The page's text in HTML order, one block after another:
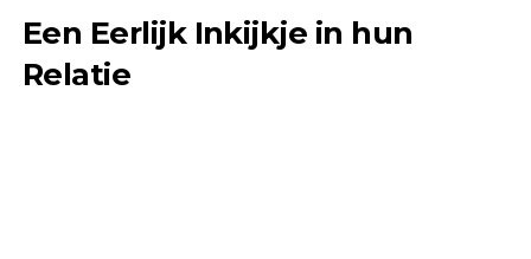
Een Eerlijk Inkijkje in hun
Relatie